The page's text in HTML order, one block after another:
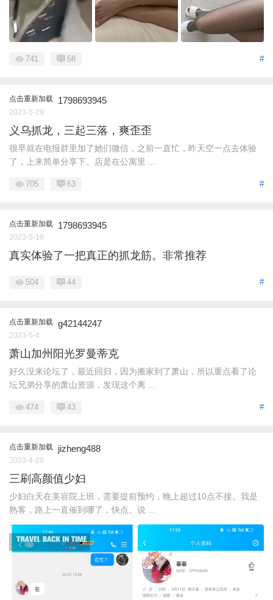
#
741 58
点击重新加载 1798693945
2023-5-29
义乌抓龙，三起三落，爽歪歪
很早就在电报群里加了她们微信，之前一直忙，昨天空一点去体验
了，上来简单分享下。店是在公寓里 ...
#
705 63
点击重新加载 1798693945
2023-5-19
真实体验了一把真正的抓龙筋。非常推荐
#
504 44
点击重新加载 g42144247
2023-5-4
萧山加州阳光罗曼蒂克
好久没来论坛了，最近回归，因为搬家到了萧山，所以重点看了论
坛兄弟分享的萧山资源，发现这个离 ...
#
474 43
点击重新加载 jizheng488
2023-4-29
三刷高颜值少妇
少妇白天在美容院上班，需要提前预约，晚上超过10点不接。我是
熟客，路上一直催到哪了，快点。说 ...